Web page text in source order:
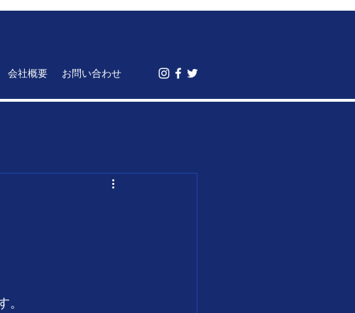
会社概要 お問い合わせ